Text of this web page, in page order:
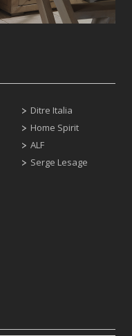
Ditre Italia
Home Spirit
ALF
Serge Lesage